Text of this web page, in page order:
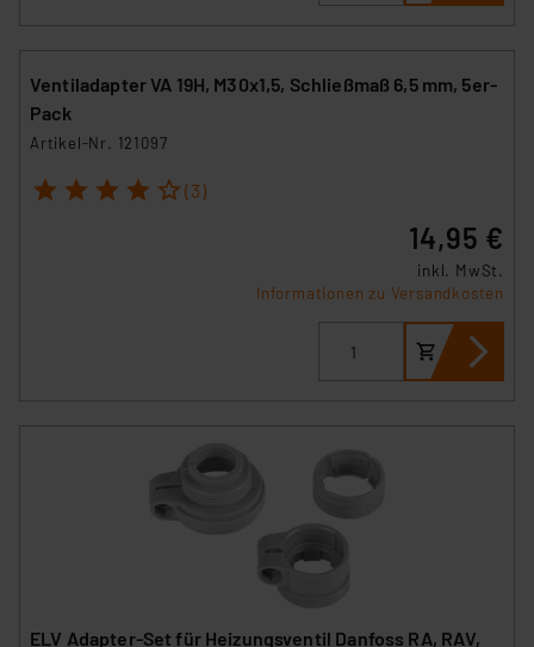
Ventiladapter VA 19H, M30x1,5, Schließmaß 6,5 mm, 5er-
Pack
Artikel-Nr. 121097
1 2 3 4 5 (3)
14,95 €
inkl. MwSt.
Informationen zu Versandkosten
ELV Adapter-Set für Heizungsventil Danfoss RA, RAV,